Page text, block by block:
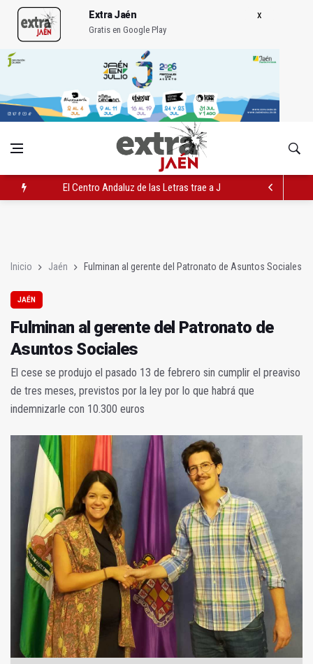
Extra Jaén
Gratis en Google Play
El Centro Andaluz de las Letras trae a Jaén al filósofo Omar
Inicio Jaén Fulminan al gerente del Patronato de Asuntos Sociales
JAÉN
Fulminan al gerente del Patronato de
Asuntos Sociales
El cese se produjo el pasado 13 de febrero sin cumplir el preaviso
de tres meses, previstos por la ley por lo que habrá que
indemnizarle con 10.300 euros